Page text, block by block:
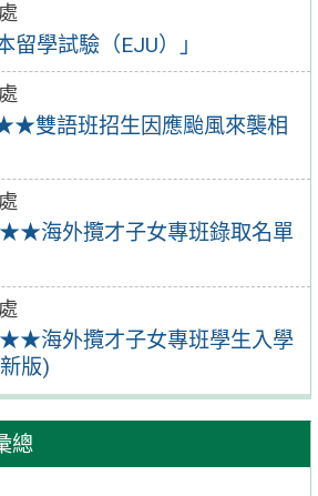
學試驗（EJU）」
雙語班招生因應颱風來襲相
海外攬才子女專班錄取名單
海外攬才子女專班學生入學
版)
總